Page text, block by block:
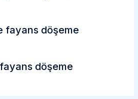
fayans döşeme
döşeme